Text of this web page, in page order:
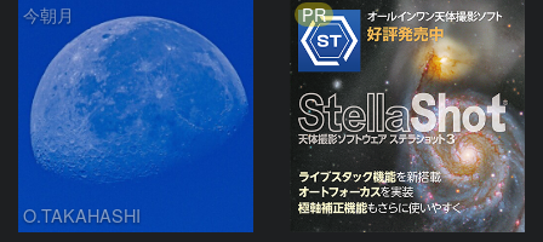
今朝月
O.TAKAHASHI
PR